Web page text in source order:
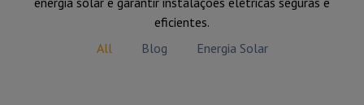
eficientes.
All
Blog Energia Solar